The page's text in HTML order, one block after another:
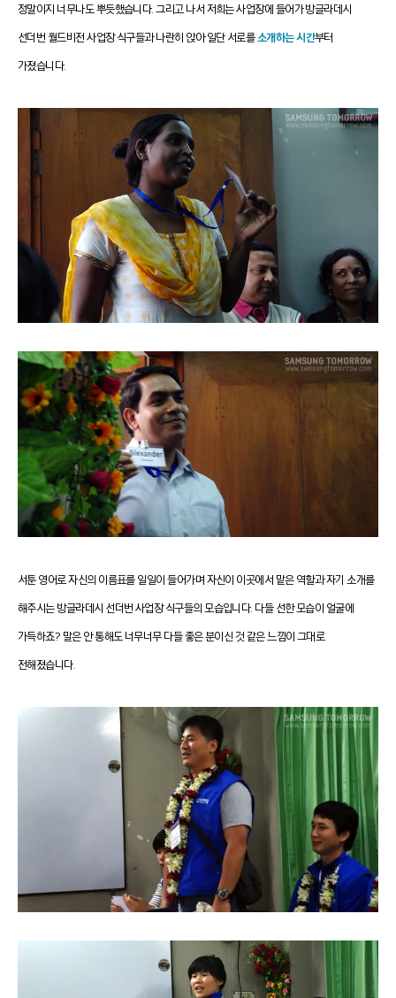
정말이지 너무나도 뿌듯했습니다.그리고 나서 저희는 사업장에 들어가 방글라데시
선더번 월드비전 사업장 식구들과 나란히 앉아일단 서로를소개하는 시간부터
가졌습니다.
서툰 영어로 자신의 이름표를 일일이 들어가며 자신이 이곳에서 맡은 역할과 자기 소개를
해주시는 방글라데시 선더번 사업장 식구들의 모습입니다. 다들 선한 모습이 얼굴에
가득하죠? 말은 안 통해도 너무너무 다들 좋은 분이신 것 같은 느낌이 그대로
전해졌습니다.